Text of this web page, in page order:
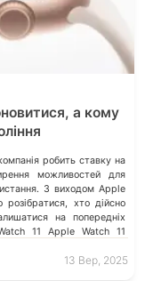
а кому
робить ставку на
можливостей для
З виходом Apple
хто дійсно
на попередніх
11 Apple Watch 11
13 Вер, 2025